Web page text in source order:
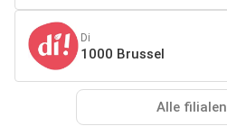
Di
1000 Brussel
Alle filialen